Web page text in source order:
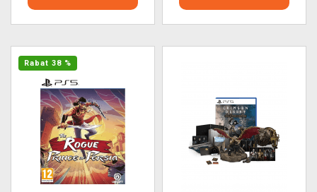
Rabat 38 %